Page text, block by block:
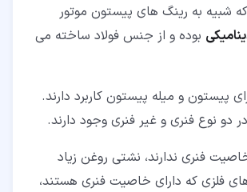
شبیه به رینگ های پیستون موتور
بوده و از جنس فولاد ساخته می
پیستون و میله پیستون کاربرد دارند.
دو نوع فنری و غیر فنری وجود دارند.
فنری ندارند، نشتی روغن زیاد
فلزی که دارای خاصیت فنری هستند،